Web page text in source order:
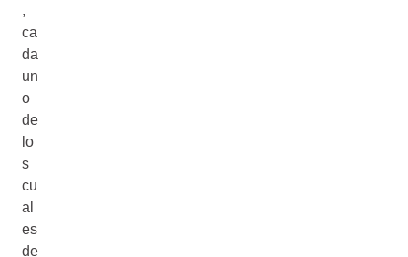
,
ca
da
un
o
de
lo
s
cu
al
es
de